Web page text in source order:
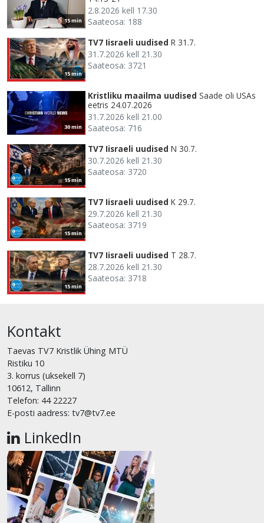
15 min
2.8.2026 kell 17.30
Saateosa: 188
15 min
TV7 Iisraeli uudised R 31.7.
31.7.2026 kell 21.30
Saateosa: 3721
30 min
Kristliku maailma uudised Saade oli USAs
eetris 24.07.2026
31.7.2026 kell 21.00
Saateosa: 716
15 min
TV7 Iisraeli uudised N 30.7.
30.7.2026 kell 21.30
Saateosa: 3720
15 min
TV7 Iisraeli uudised K 29.7.
29.7.2026 kell 21.30
Saateosa: 3719
15 min
TV7 Iisraeli uudised T 28.7.
28.7.2026 kell 21.30
Saateosa: 3718
Kontakt
Taevas TV7 Kristlik Ühing MTÜ
Ristiku 10
3. korrus (uksekell 7)
10612, Tallinn
Telefon: 44 22227
E-posti aadress: tv7@tv7.ee
LinkedIn